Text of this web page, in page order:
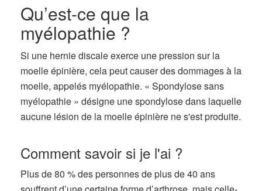
Qu’est-ce que la
myélopathie ?
Si une hernie discale exerce une pression sur la
moelle épinière, cela peut causer des dommages à la
moelle, appelés myélopathie. « Spondylose sans
myélopathie » désigne une spondylose dans laquelle
aucune lésion de la moelle épinière ne s'est produite.
Comment savoir si je l'ai ?
Plus de 80 % des personnes de plus de 40 ans